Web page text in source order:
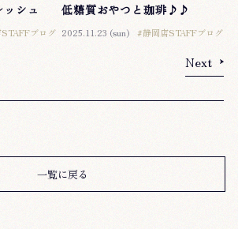
シュ
ブログ
低糖質おやつと珈琲♪♪
2025.11.23 (sun) #静岡店STAFFブログ
Next
一覧に戻る